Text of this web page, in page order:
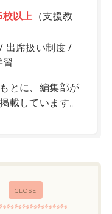
以上 （支援教
出席扱い制度 /
とに、編集部が
載しています。
CLOSE